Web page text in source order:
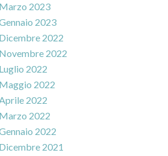
Marzo 2023
2023
Dicembre 2022
Novembre 2022
Luglio 2022
Maggio 2022
2022
Marzo 2022
2022
Dicembre 2021